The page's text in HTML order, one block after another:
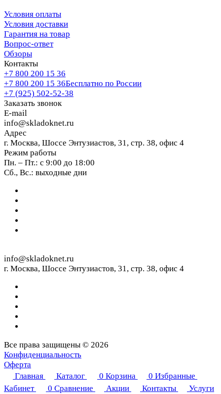
Условия оплаты
Условия доставки
Гарантия на товар
Вопрос-ответ
Обзоры
Контакты
+7 800 200 15 36
+7 800 200 15 36Бесплатно по России
+7 (925) 502-52-38
Заказать звонок
E-mail
info@skladoknet.ru
Адрес
г. Москва, Шоссе Энтузиастов, 31, стр. 38, офис 4
Режим работы
Пн. – Пт.: с 9:00 до 18:00
Сб., Вс.: выходные дни
info@skladoknet.ru
г. Москва, Шоссе Энтузиастов, 31, стр. 38, офис 4
Все права защищены © 2026
Конфиденциальность
Оферта
Главная
Каталог 0 Корзина 0 Избранные
Кабинет
0 Сравнение Акции Контакты
Услуги